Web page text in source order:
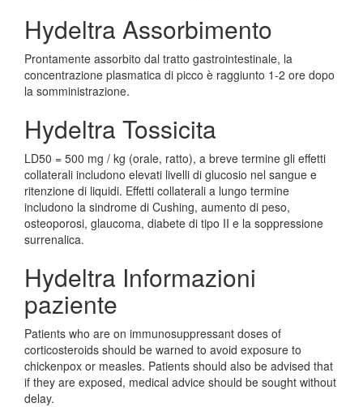
Hydeltra Assorbimento
Prontamente assorbito dal tratto gastrointestinale, la
concentrazione plasmatica di picco è raggiunto 1-2 ore dopo
la somministrazione.
Hydeltra Tossicita
LD50 = 500 mg / kg (orale, ratto), a breve termine gli effetti
collaterali includono elevati livelli di glucosio nel sangue e
ritenzione di liquidi. Effetti collaterali a lungo termine
includono la sindrome di Cushing, aumento di peso,
osteoporosi, glaucoma, diabete di tipo II e la soppressione
surrenalica.
Hydeltra Informazioni
paziente
Patients who are on immunosuppressant doses of
corticosteroids should be warned to avoid exposure to
chickenpox or measles. Patients should also be advised that
if they are exposed, medical advice should be sought without
delay.